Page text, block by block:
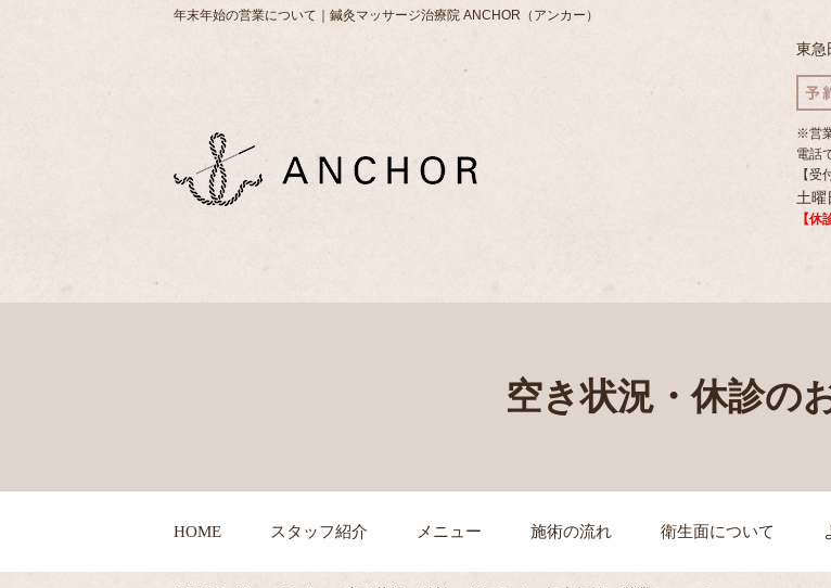
年末年始の営業について｜鍼灸マッサージ治療院 ANCHOR（アンカー）
東急
※営
電話
【
土曜
【休
空き状況・休診の
HOME スタッフ紹介 メニュー 施術の流れ 衛生面について